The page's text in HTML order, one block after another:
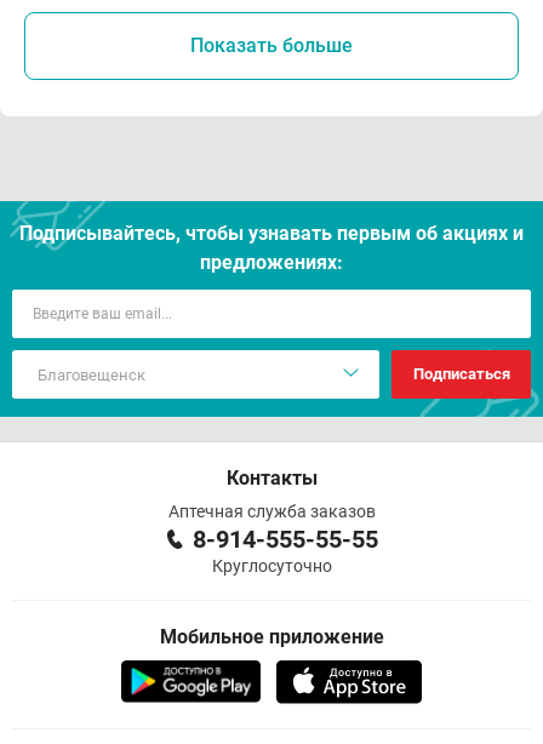
Показать больше
Подписывайтесь, чтобы узнавать первым об акцияx и
предложениях:
Подписаться
Контакты
Аптечная служба заказов
8-914-555-55-55
Круглосуточно
Мобильное приложение